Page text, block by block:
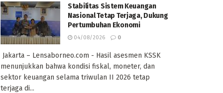
Stabilitas Sistem Keuangan
Nasional Tetap Terjaga, Dukung
Pertumbuhan Ekonomi
04/08/2026 0
Jakarta – Lensaborneo.com - Hasil asesmen KSSK
menunjukkan bahwa kondisi fiskal, moneter, dan
sektor keuangan selama triwulan II 2026 tetap
terjaga di...